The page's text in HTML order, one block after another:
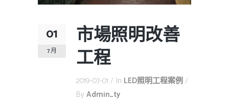
01
7 月
市場照明改善
工程
2019-07-01 In LED照明工程案例
By Admin_ty